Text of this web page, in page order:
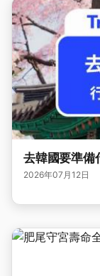
去韓國要準備
2026年07月12日